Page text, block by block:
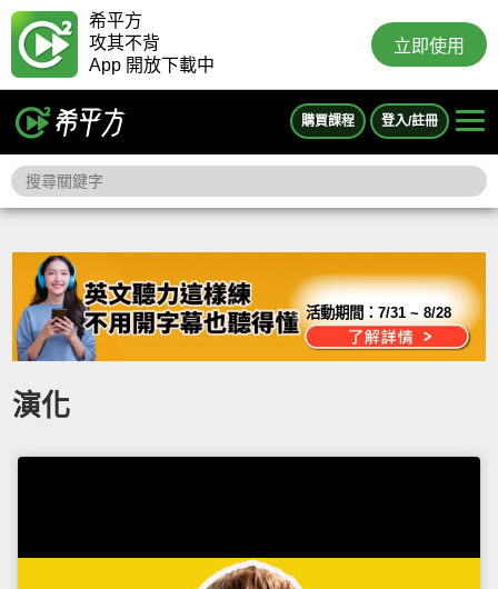
希平方
攻其不背
App 開放下載中
立即使用
購買課程 登入/註冊
活動期間：7/31 ~ 8/28
演化